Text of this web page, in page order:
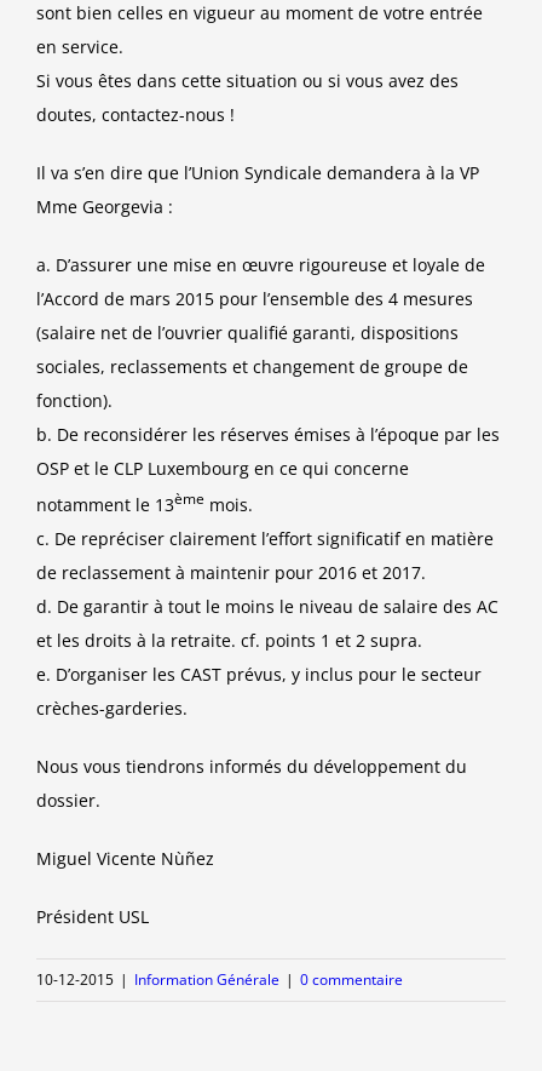
sont bien celles en vigueur au moment de votre entrée
en service.
Si vous êtes dans cette situation ou si vous avez des
doutes, contactez-nous !
Il va s’en dire que l’Union Syndicale demandera à la VP
Mme Georgevia :
a. D’assurer une mise en œuvre rigoureuse et loyale de
l’Accord de mars 2015 pour l’ensemble des 4 mesures
(salaire net de l’ouvrier qualifié garanti, dispositions
sociales, reclassements et changement de groupe de
fonction).
b. De reconsidérer les réserves émises à l’époque par les
OSP et le CLP Luxembourg en ce qui concerne
notamment le 13ème mois.
c. De repréciser clairement l’effort significatif en matière
de reclassement à maintenir pour 2016 et 2017.
d. De garantir à tout le moins le niveau de salaire des AC
et les droits à la retraite. cf. points 1 et 2 supra.
e. D’organiser les CAST prévus, y inclus pour le secteur
crèches-garderies.
Nous vous tiendrons informés du développement du
dossier.
Miguel Vicente Nùñez
Président USL
10-12-2015 | Information Générale | 0 commentaire